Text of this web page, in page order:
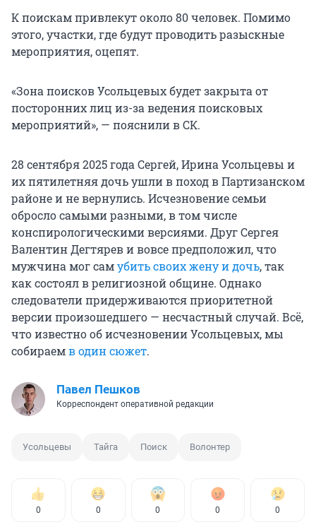
К поискам привлекут около 80 человек. Помимо
этого, участки, где будут проводить разыскные
мероприятия, оцепят.
«Зона поисков Усольцевых будет закрыта от
посторонних лиц из-за ведения поисковых
мероприятий», — пояснили в СК.
28 сентября 2025 года Сергей, Ирина Усольцевы и
их пятилетняя дочь ушли в поход в Партизанском
районе и не вернулись. Исчезновение семьи
обросло самыми разными, в том числе
конспирологическими версиями. Друг Сергея
Валентин Дегтярев и вовсе предположил, что
мужчина мог самубить своих жену и дочь, так
как состоял в религиозной общине. Однако
следователи придерживаются приоритетной
версии произошедшего — несчастный случай. Всё,
что известно об исчезновении Усольцевых, мы
собираемв один сюжет.
Павел Пешков
Корреспондент оперативной редакции
Усольцевы Тайга Поиск Волонтер
0 0 0 0 0